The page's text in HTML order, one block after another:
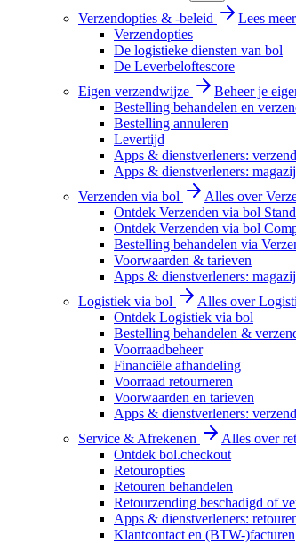
Verzendopties & -beleid
Lees
Verzendopties
De logistieke diensten van bol
De Leverbeloftescore
Eigen verzendwijze
Beheer je
Bestelling behandelen en
Bestelling annuleren
Levertijd
Apps & dienstverleners:
Apps & dienstverleners:
Verzenden via bol
Alles over
Ontdek Verzenden via bol
Ontdek Verzenden via bol
Bestelling behandelen via
Voorwaarden & tarieven
Apps & dienstverleners:
Logistiek via bol
Alles over
Ontdek Logistiek via bol
Bestelling behandelen &
Voorraadbeheer
Financiële afhandeling
Voorraad retourneren
Voorwaarden en tarieven
Apps & dienstverleners:
Service & Afrekenen
Alles over
Ontdek bol.checkout
Retouropties
Retouren behandelen
Retourzending beschadigd of
Apps & dienstverleners:
Klantcontact en (BTW-)facturen